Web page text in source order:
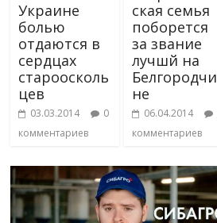
Украине
болью
отдаются в
сердцах
староосколь
цев
03.03.2014
0
комментариев
ская семья
поборется
за звание
лучшй на
Белгородчи
не
06.04.2014
комментариев